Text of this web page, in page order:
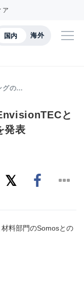
ア
国内 海外
グの…
と
発表
料部門のSomosとの